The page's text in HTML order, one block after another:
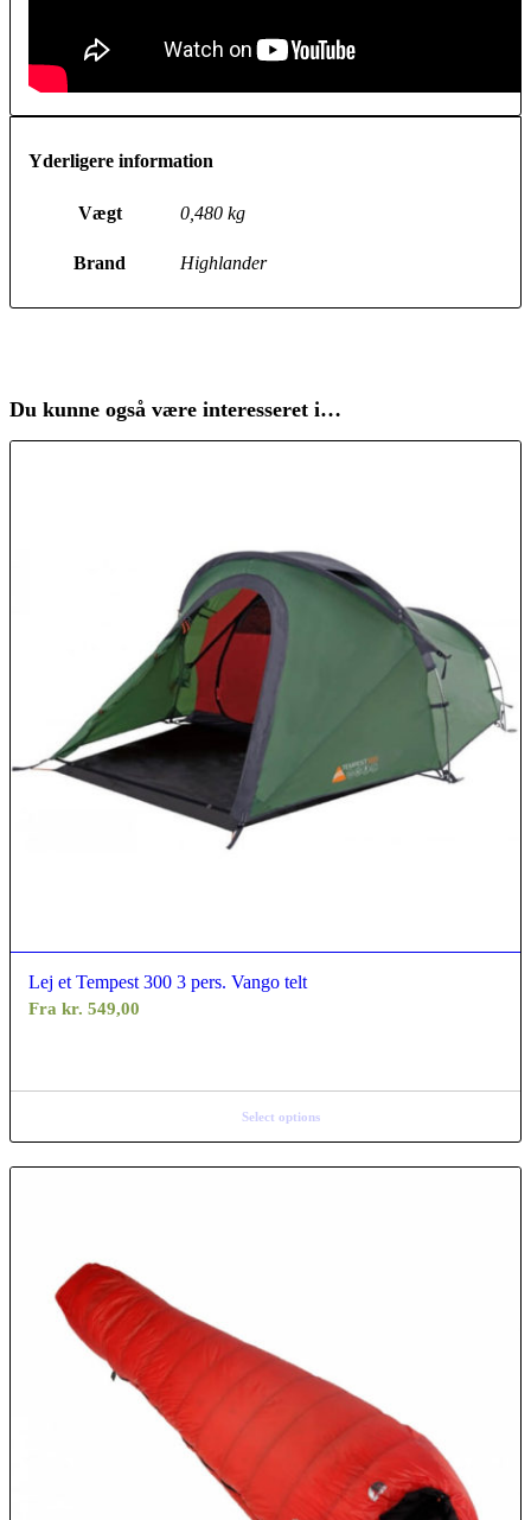
Yderligere information
Vægt 0,480 kg
Brand Highlander
Du kunne også være interesseret i…
Lej et Tempest 300 3 pers. Vango telt
Fra kr. 549,00
Select options